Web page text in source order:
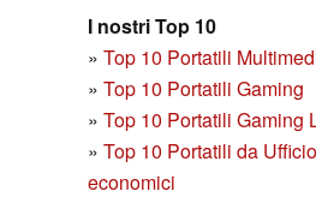
I nostri Top 10
» Top 10 Portatili
» Top 10 Portatili Gaming
» Top 10 Portatili Gaming
» Top 10 Portatili da
economici